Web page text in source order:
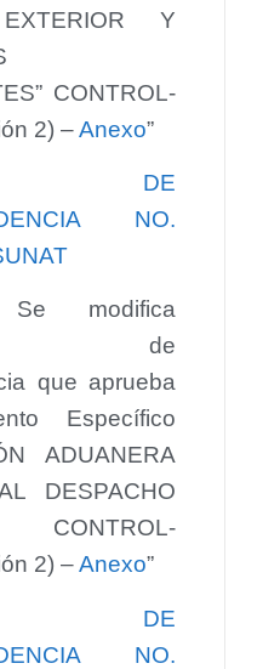
Y
CONTROL-
2) –Anexo”
DE
NO.
modifica
de
que aprueba
Específico
ADUANERA
DESPACHO
CONTROL-
2) –Anexo”
DE
NO.